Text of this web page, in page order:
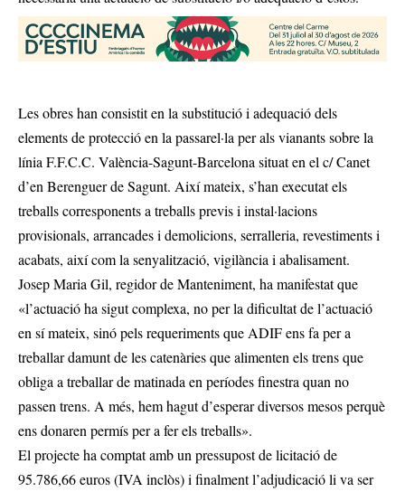
Les obres han consistit en la substitució i adequació dels
elements de protecció en la passarel·la per als vianants sobre la
línia F.F.C.C. València-Sagunt-Barcelona situat en el c/ Canet
d’en Berenguer de Sagunt. Així mateix, s’han executat els
treballs corresponents a treballs previs i instal·lacions
provisionals, arrancades i demolicions, serralleria, revestiments i
acabats, així com la senyalització, vigilància i abalisament.
Josep Maria Gil, regidor de Manteniment, ha manifestat que
«l’actuació ha sigut complexa, no per la dificultat de l’actuació
en sí mateix, sinó pels requeriments que ADIF ens fa per a
treballar damunt de les catenàries que alimenten els trens que
obliga a treballar de matinada en períodes finestra quan no
passen trens. A més, hem hagut d’esperar diversos mesos perquè
ens donaren permís per a fer els treballs».
El projecte ha comptat amb un pressupost de licitació de
95.786,66 euros (IVA inclòs) i finalment l’adjudicació li va ser